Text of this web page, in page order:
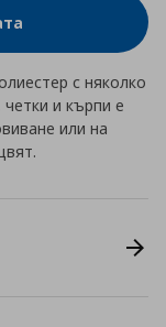
с няколко
и кърпи е
или на